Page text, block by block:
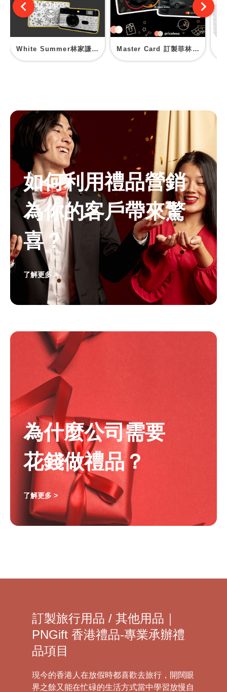
White Summer林家謙演唱會2025 訂製菲林相機 Master Card 訂製菲林相機
為什麼公司需要
花錢做禮品？
了解更多 >
如何利用禮品營銷
為你的客戶帶來驚
喜？
了解更多 >
訂製旅行用品 / 其他用品｜
PNGift 香港禮品-專業承辦禮
品項目
現今的香港人在放假時都喜歡去旅行，開闊眼
界之餘又能在忙碌的生活方式當中學習放慢自